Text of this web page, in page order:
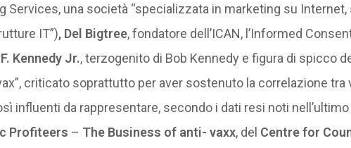
Services, una società “specializzata in marketing su Internet,
IT”), Del Bigtree, fondatore dell’ICAN, l’Informed
Kennedy Jr., terzogenito di Bob Kennedy e figura di spicco
criticato soprattutto per aver sostenuto la correlazione tra
influenti da rappresentare, secondo i dati resi noti nell’ultimo
Profiteers – The Business of anti- vaxx, del Centre for